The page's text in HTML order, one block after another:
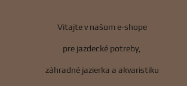
Vitajte v našom e-shope
pre jazdecké potreby,
záhradné jazierka a akvaristiku